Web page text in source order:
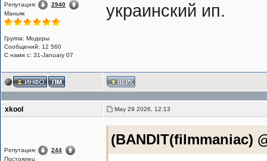
Репутация:
2940
Маньяк
Группа: Модеры
Сообщений: 12 560
С нами с: 31-January 07
украинский ип.
xkool May 29 2026, 12:13
Репутация:
244
Постоялец
(BANDIT(filmmaniac)